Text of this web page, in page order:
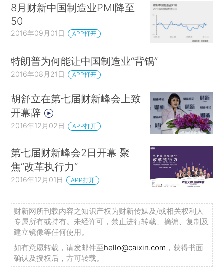
8月财新中国制造业PMI降至
50
2016年09月01日 APP打开
特朗普为何能让中国制造业“背锅”
2016年08月21日 APP打开
胡舒立在第七届财新峰会上致
开幕辞
2016年12月02日 APP打开
第七届财新峰会2日开幕 聚
焦“改革执行力”
2016年12月01日 APP打开
财新网所刊载内容之知识产权为财新传媒及/或相关权利人
专属所有或持有。未经许可，禁止进行转载、摘编、复制及
建立镜像等任何使用。
如有意愿转载，请发邮件至hello@caixin.com ，获得书面
确认及授权后，方可转载。